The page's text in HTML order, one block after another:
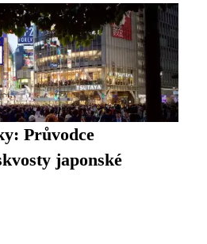
Průvodce
japonské